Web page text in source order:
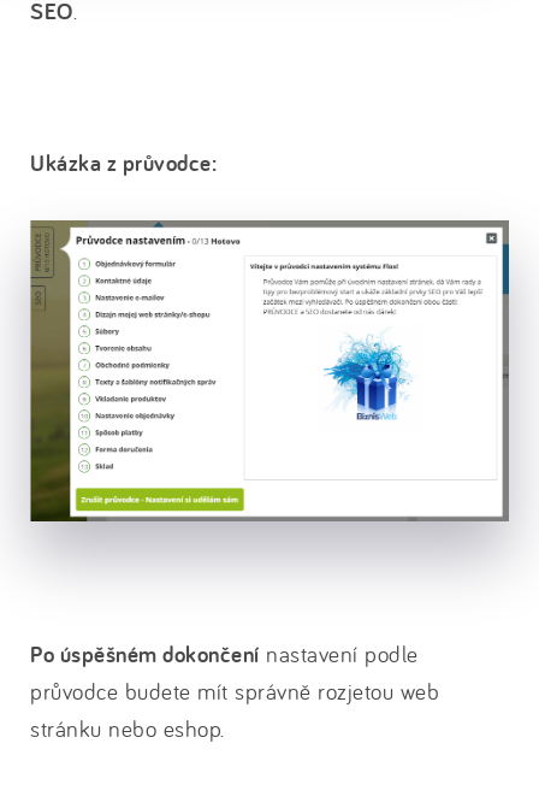
SEO.
Ukázka z průvodce:
Po úspěšném dokončení nastavení podle
průvodce budete mít správně rozjetou web
stránku nebo eshop.